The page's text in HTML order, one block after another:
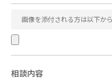
相談内容